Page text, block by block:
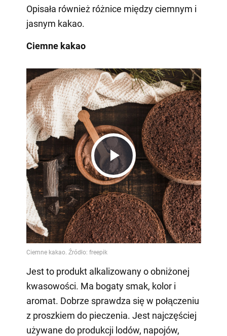
Opisała również różnice między ciemnym i
jasnym kakao.
Ciemne kakao
Play
Video
Jest to produkt alkalizowany o obniżonej
kwasowości. Ma bogaty smak, kolor i
aromat. Dobrze sprawdza się w połączeniu
z proszkiem do pieczenia. Jest najczęściej
używane do produkcji lodów, napojów,